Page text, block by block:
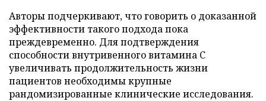
Авторы подчеркивают, что говорить о доказанной
эффективности такого подхода пока
преждевременно. Для подтверждения
способности внутривенного витамина C
увеличивать продолжительность жизни
пациентов необходимы крупные
рандомизированные клинические исследования.